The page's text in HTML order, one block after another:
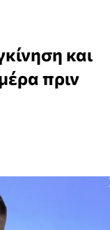
και
πριν